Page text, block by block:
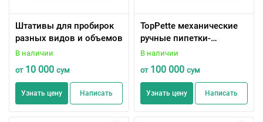
Штативы для пробирок
разных видов и объемов
В наличии
от10 000 сум
Узнать цену Написать
TopPette механические
ручные пипетки-
дозаторы,
одноканальные
В наличии
от100 000 сум
Узнать цену Написать